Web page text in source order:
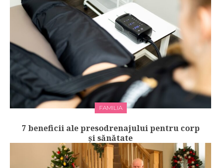
FAMILIA
7 beneficii ale presodrenajului pentru corp
și sănătate